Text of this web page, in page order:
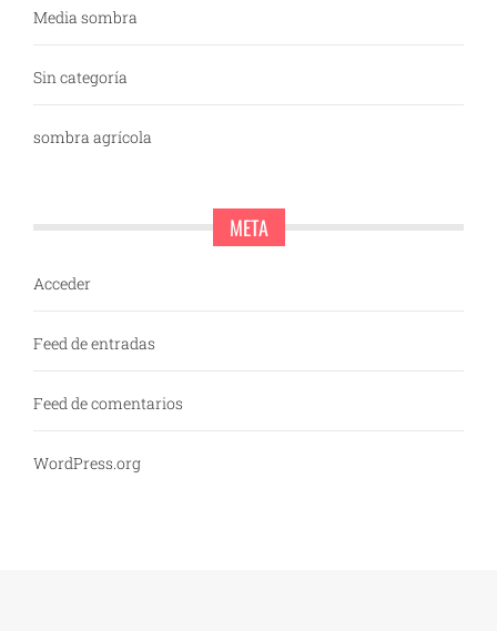
Media sombra
Sin categoría
sombra agrícola
META
Acceder
Feed de entradas
Feed de comentarios
WordPress.org